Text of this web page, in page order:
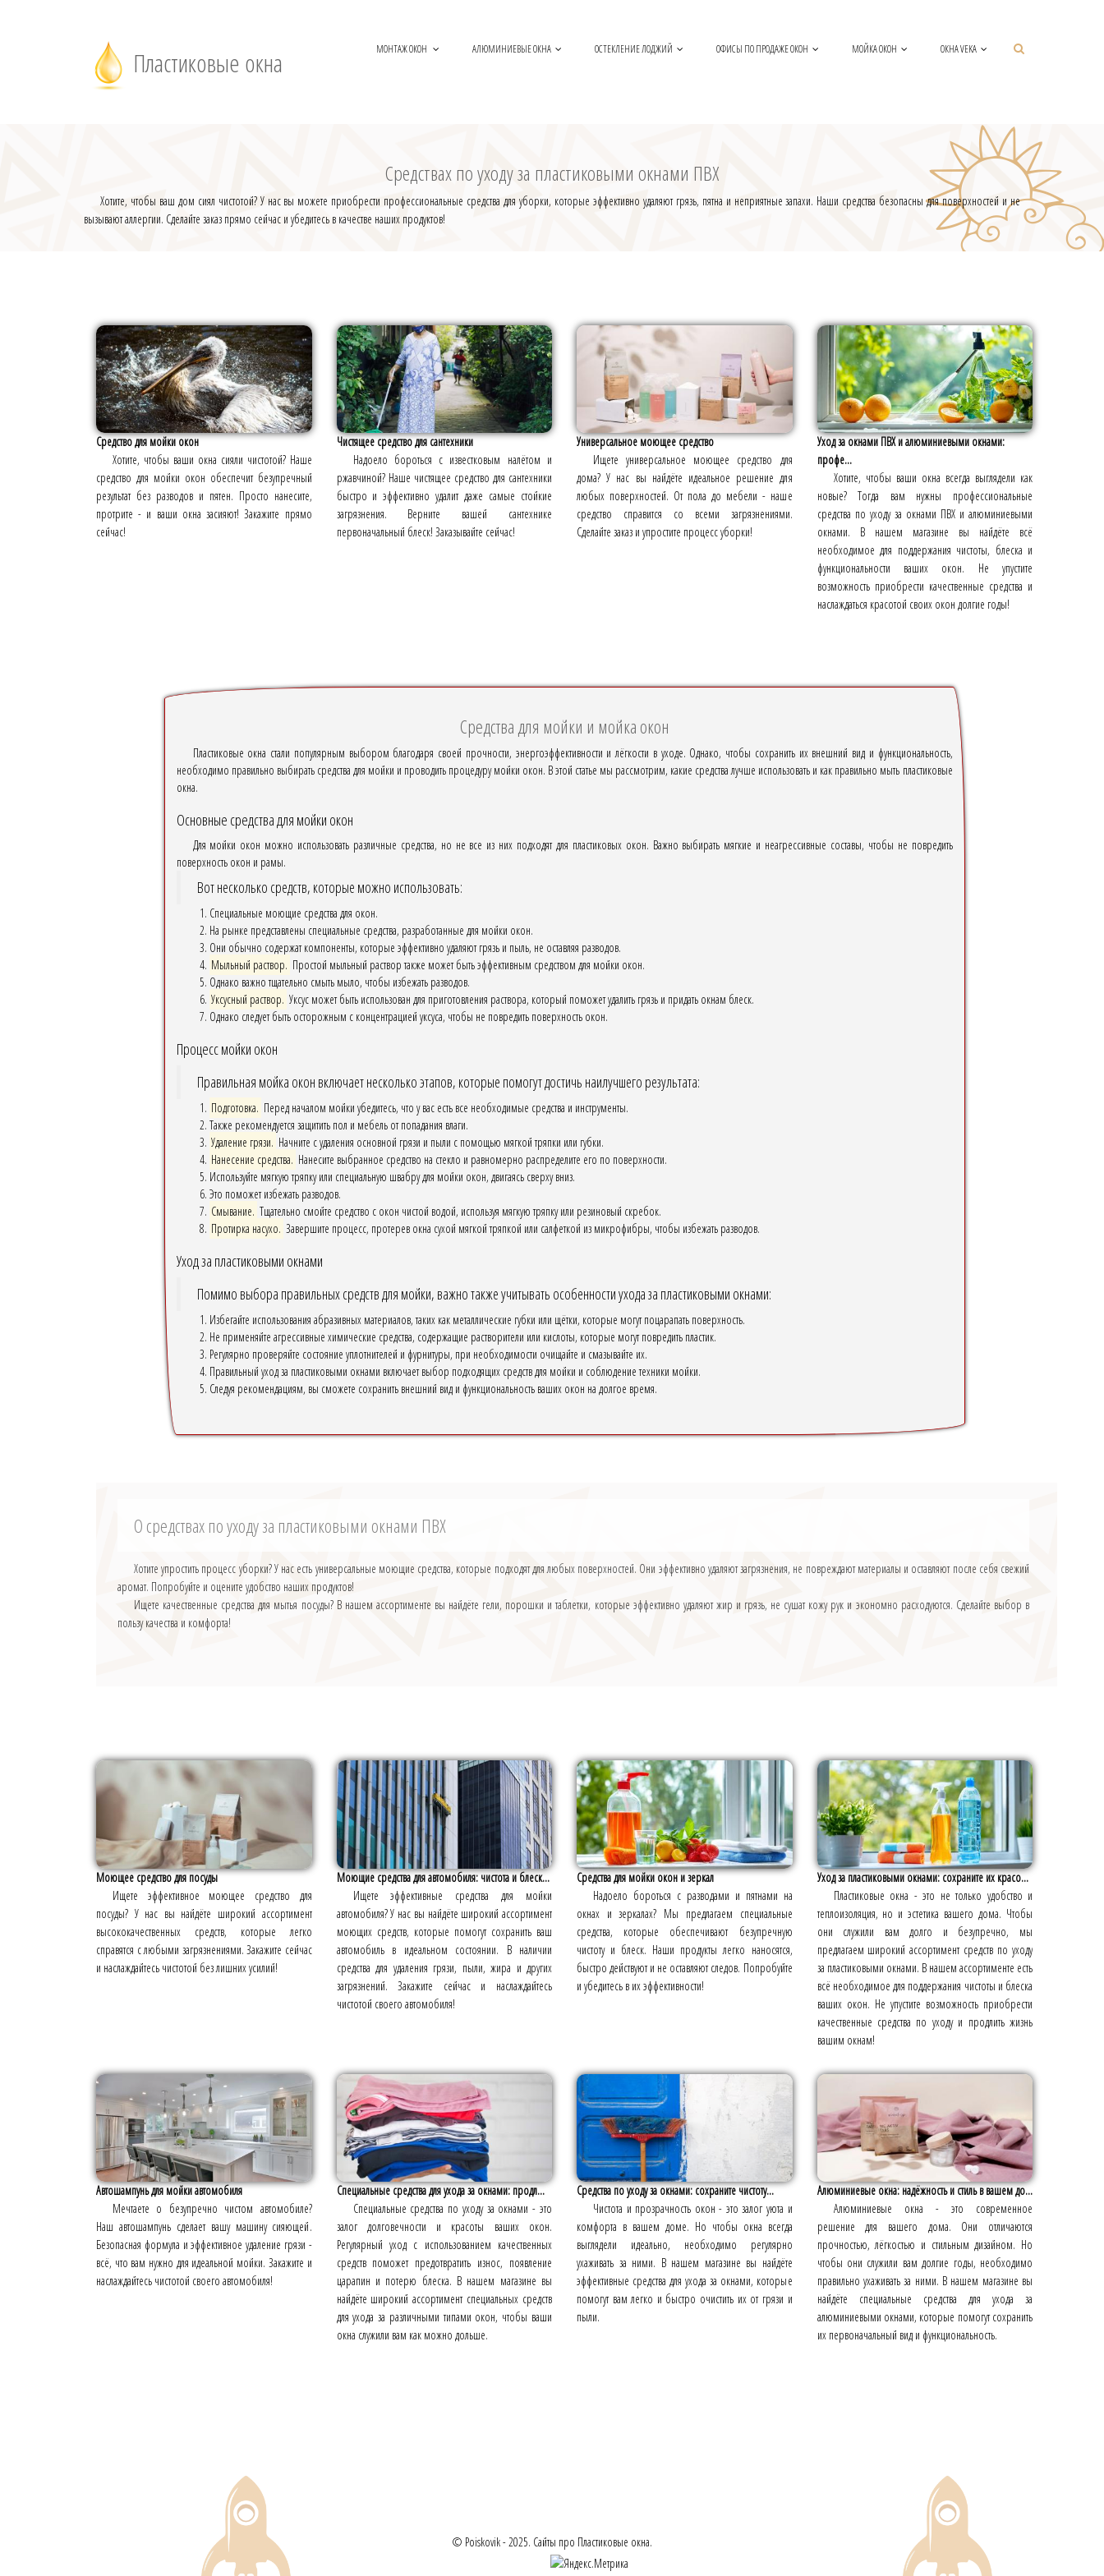
Пластиковые окна МОНТАЖ ОКОН АЛЮМИНИЕВЫЕ ОКНА ОСТЕКЛЕНИЕ ЛОДЖИЙ ОФИСЫ ПО ПРОДАЖЕ ОКОН МОЙКА ОКОН ОКНА VEKA
Средствах по уходу за пластиковыми окнами ПВХ
Хотите, чтобы ваш дом сиял чистотой? У нас вы можете приобрести профессиональные средства для уборки, которые эффективно удаляют грязь, пятна и неприятные запахи. Наши средства безопасны для поверхностей и не
вызывают аллергии. Сделайте заказ прямо сейчас и убедитесь в качестве наших продуктов!
Средство для мойки окон
Хотите, чтобы ваши окна сияли чистотой? Наше
средство для мойки окон обеспечит безупречный
результат без разводов и пятен. Просто нанесите,
протрите - и ваши окна засияют! Закажите прямо
сейчас!
Чистящее средство для сантехники
Надоело бороться с известковым налётом и
ржавчиной? Наше чистящее средство для сантехники
быстро и эффективно удалит даже самые стойкие
загрязнения. Верните вашей сантехнике
первоначальный блеск! Заказывайте сейчас!
Универсальное моющее средство
Ищете универсальное моющее средство для
дома? У нас вы найдёте идеальное решение для
любых поверхностей. От пола до мебели - наше
средство справится со всеми загрязнениями.
Сделайте заказ и упростите процесс уборки!
Уход за окнами ПВХ и алюминиевыми окнами:
профе...
Хотите, чтобы ваши окна всегда выглядели как
новые? Тогда вам нужны профессиональные
средства по уходу за окнами ПВХ и алюминиевыми
окнами. В нашем магазине вы найдёте всё
необходимое для поддержания чистоты, блеска и
функциональности ваших окон. Не упустите
возможность приобрести качественные средства и
наслаждаться красотой своих окон долгие годы!
Средства для мойки и мойка окон
Пластиковые окна стали популярным выбором благодаря своей прочности, энергоэффективности и лёгкости в уходе. Однако, чтобы сохранить их внешний вид и функциональность,
необходимо правильно выбирать средства для мойки и проводить процедуру мойки окон. В этой статье мы рассмотрим, какие средства лучше использовать и как правильно мыть пластиковые
окна.
Основные средства для мойки окон
Для мойки окон можно использовать различные средства, но не все из них подходят для пластиковых окон. Важно выбирать мягкие и неагрессивные составы, чтобы не повредить
поверхность окон и рамы.
Вот несколько средств, которые можно использовать:
Специальные моющие средства для окон.
На рынке представлены специальные средства, разработанные для мойки окон.
Они обычно содержат компоненты, которые эффективно удаляют грязь и пыль, не оставляя разводов.
Мыльный раствор. Простой мыльный раствор также может быть эффективным средством для мойки окон.
Однако важно тщательно смыть мыло, чтобы избежать разводов.
Уксусный раствор. Уксус может быть использован для приготовления раствора, который поможет удалить грязь и придать окнам блеск.
Однако следует быть осторожным с концентрацией уксуса, чтобы не повредить поверхность окон.
Процесс мойки окон
Правильная мойка окон включает несколько этапов, которые помогут достичь наилучшего результата:
Подготовка. Перед началом мойки убедитесь, что у вас есть все необходимые средства и инструменты.
Также рекомендуется защитить пол и мебель от попадания влаги.
Удаление грязи. Начните с удаления основной грязи и пыли с помощью мягкой тряпки или губки.
Нанесение средства. Нанесите выбранное средство на стекло и равномерно распределите его по поверхности.
Используйте мягкую тряпку или специальную швабру для мойки окон, двигаясь сверху вниз.
Это поможет избежать разводов.
Смывание. Тщательно смойте средство с окон чистой водой, используя мягкую тряпку или резиновый скребок.
Протирка насухо. Завершите процесс, протерев окна сухой мягкой тряпкой или салфеткой из микрофибры, чтобы избежать разводов.
Уход за пластиковыми окнами
Помимо выбора правильных средств для мойки, важно также учитывать особенности ухода за пластиковыми окнами:
Избегайте использования абразивных материалов, таких как металлические губки или щётки, которые могут поцарапать поверхность.
Не применяйте агрессивные химические средства, содержащие растворители или кислоты, которые могут повредить пластик.
Регулярно проверяйте состояние уплотнителей и фурнитуры, при необходимости очищайте и смазывайте их.
Правильный уход за пластиковыми окнами включает выбор подходящих средств для мойки и соблюдение техники мойки.
Следуя рекомендациям, вы сможете сохранить внешний вид и функциональность ваших окон на долгое время.
О средствах по уходу за пластиковыми окнами ПВХ
Хотите упростить процесс уборки? У нас есть универсальные моющие средства, которые подходят для любых поверхностей. Они эффективно удаляют загрязнения, не повреждают материалы и оставляют после себя свежий
аромат. Попробуйте и оцените удобство наших продуктов!
Ищете качественные средства для мытья посуды? В нашем ассортименте вы найдёте гели, порошки и таблетки, которые эффективно удаляют жир и грязь, не сушат кожу рук и экономно расходуются. Сделайте выбор в
пользу качества и комфорта!
Моющее средство для посуды
Ищете эффективное моющее средство для
посуды? У нас вы найдёте широкий ассортимент
высококачественных средств, которые легко
справятся с любыми загрязнениями. Закажите сейчас
и наслаждайтесь чистотой без лишних усилий!
Моющие средства для автомобиля: чистота и блеск...
Ищете эффективные средства для мойки
автомобиля? У нас вы найдёте широкий ассортимент
моющих средств, которые помогут сохранить ваш
автомобиль в идеальном состоянии. В наличии
средства для удаления грязи, пыли, жира и других
загрязнений. Закажите сейчас и наслаждайтесь
чистотой своего автомобиля!
Средства для мойки окон и зеркал
Надоело бороться с разводами и пятнами на
окнах и зеркалах? Мы предлагаем специальные
средства, которые обеспечивают безупречную
чистоту и блеск. Наши продукты легко наносятся,
быстро действуют и не оставляют следов. Попробуйте
и убедитесь в их эффективности!
Уход за пластиковыми окнами: сохраните их красо...
Пластиковые окна - это не только удобство и
теплоизоляция, но и эстетика вашего дома. Чтобы
они служили вам долго и безупречно, мы
предлагаем широкий ассортимент средств по уходу
за пластиковыми окнами. В нашем ассортименте есть
всё необходимое для поддержания чистоты и блеска
ваших окон. Не упустите возможность приобрести
качественные средства по уходу и продлить жизнь
вашим окнам!
Автошампунь для мойки автомобиля
Мечтаете о безупречно чистом автомобиле?
Наш автошампунь сделает вашу машину сияющей.
Безопасная формула и эффективное удаление грязи -
всё, что вам нужно для идеальной мойки. Закажите и
наслаждайтесь чистотой своего автомобиля!
Специальные средства для ухода за окнами: продл...
Специальные средства по уходу за окнами - это
залог долговечности и красоты ваших окон.
Регулярный уход с использованием качественных
средств поможет предотвратить износ, появление
царапин и потерю блеска. В нашем магазине вы
найдёте широкий ассортимент специальных средств
для ухода за различными типами окон, чтобы ваши
окна служили вам как можно дольше.
Средства по уходу за окнами: сохраните чистоту...
Чистота и прозрачность окон - это залог уюта и
комфорта в вашем доме. Но чтобы окна всегда
выглядели идеально, необходимо регулярно
ухаживать за ними. В нашем магазине вы найдёте
эффективные средства для ухода за окнами, которые
помогут вам легко и быстро очистить их от грязи и
пыли.
Алюминиевые окна: надёжность и стиль в вашем до...
Алюминиевые окна - это современное
решение для вашего дома. Они отличаются
прочностью, лёгкостью и стильным дизайном. Но
чтобы они служили вам долгие годы, необходимо
правильно ухаживать за ними. В нашем магазине вы
найдёте специальные средства для ухода за
алюминиевыми окнами, которые помогут сохранить
их первоначальный вид и функциональность.
© Poiskovik - 2025. Сайты про Пластиковые окна.